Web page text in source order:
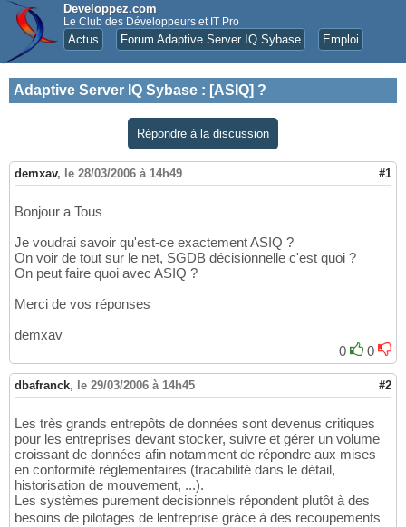
Developpez.com
Le Club des Développeurs et IT Pro
Actus Forum Adaptive Server IQ Sybase Emploi
Adaptive Server IQ Sybase : [ASIQ] ?
Répondre à la discussion
demxav, le 28/03/2006 à 14h49 #1
Bonjour a Tous
Je voudrai savoir qu'est-ce exactement ASIQ ?
On voir de tout sur le net, SGDB décisionnelle c'est quoi ?
On peut faire quoi avec ASIQ ?
Merci de vos réponses
demxav
0
0
dbafranck, le 29/03/2006 à 14h45 #2
Les très grands entrepôts de données sont devenus critiques
pour les entreprises devant stocker, suivre et gérer un volume
croissant de données afin notamment de répondre aux mises
en conformité règlementaires (tracabilité dans le détail,
historisation de mouvement, ...).
Les systèmes purement decisionnels répondent plutôt à des
besoins de pilotages de lentreprise gràce à des recoupements